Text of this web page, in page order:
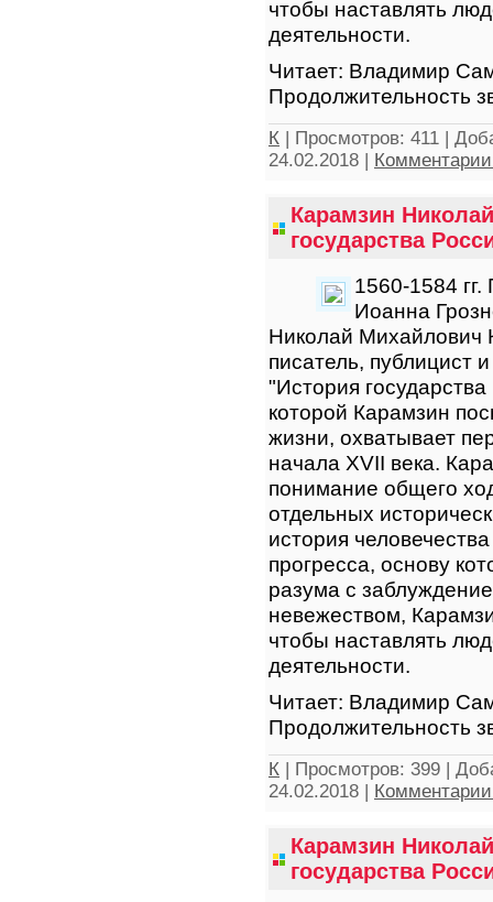
чтобы наставлять
деятельности.
Читает: Владимир
Продолжительность
К | Просмотров: 411 |
24.02.2018 |
Карамзин
государства
1560-1584
Иоанна
Николай Михайлович
писатель, публицист
"История
которой Карамзин
жизни, охватывает
начала XVII века.
понимание общего
отдельных
история
прогресса, основу
разума с
невежеством,
чтобы наставлять
деятельности.
Читает: Владимир
Продолжительность
К | Просмотров: 399 |
24.02.2018 |
Карамзин
государства